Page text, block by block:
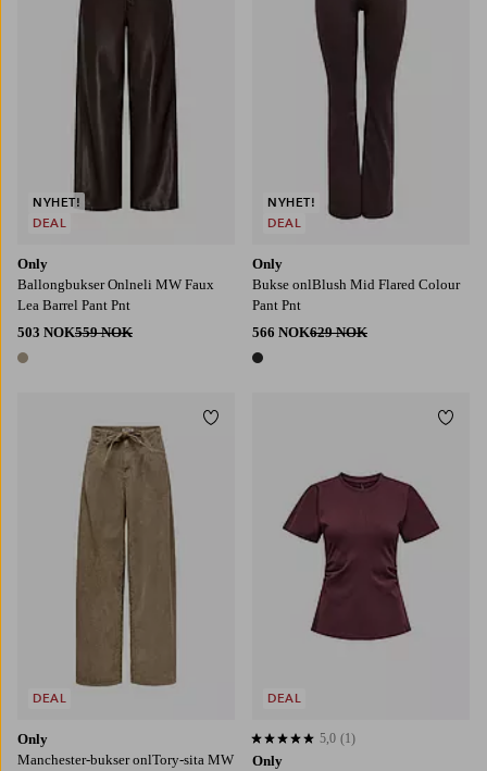
Only
Ballongbukser Onlneli MW Faux
Lea Barrel Pant Pnt
503 NOK559 NOK
1 farge
NYHET!
DEAL
Only
Bukse onlBlush Mid Flared Colour
Pant Pnt
566 NOK629 NOK
1 farge
NYHET!
DEAL
Only
Manchester-bukser onlTory-sita MW
DEAL
Legg til favoritter
M32 L32 XL32
Only
5,0 basert på 1 karaktergivninger
5,0 (1)
DEAL